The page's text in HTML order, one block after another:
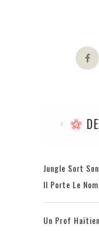
Jungle Sort
Il Porte Le
Un Prof